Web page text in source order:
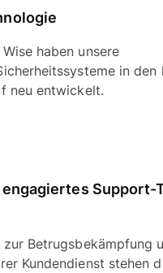
haben unsere
in den
neu entwickelt.
Support-
Betrugsbekämpfung
Kundendienst stehen